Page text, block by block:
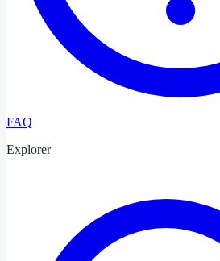
FAQ
Explorer